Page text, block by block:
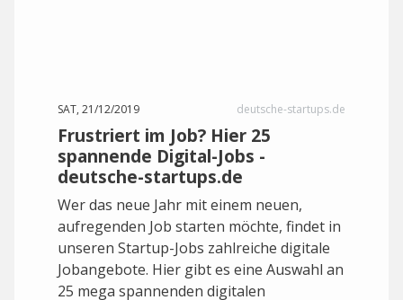
SAT, 21/12/2019 deutsche-startups.de
Frustriert im Job? Hier 25
spannende Digital-Jobs -
deutsche-startups.de
Wer das neue Jahr mit einem neuen,
aufregenden Job starten möchte, findet in
unseren Startup-Jobs zahlreiche digitale
Jobangebote. Hier gibt es eine Auswahl an
25 mega spannenden digitalen